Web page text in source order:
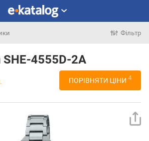
Фільтр
SHE-4555D-2A
ПОРІВНЯТИ ЦІНИ 4